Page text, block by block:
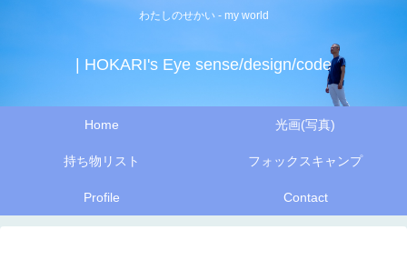
わたしのせかい - my world
| HOKARI's Eye sense/design/code
Home 光画(写真)
持ち物リスト フォックスキャンプ
Profile Contact